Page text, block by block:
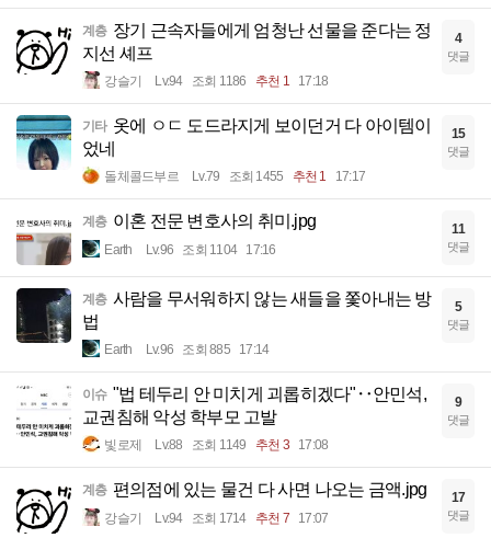
계층 장기 근속자들에게 엄청난 선물을 준다는 정
지선 셰프
강슬기 Lv.94 조회 1186 추천 1 17:18
4
댓글
기타 옷에 ㅇㄷ 도드라지게 보이던거 다 아이템이
었네
돌체콜드부르 Lv.79 조회 1455 추천 1 17:17
15
댓글
계층 이혼 전문 변호사의 취미.jpg
Earth Lv.96 조회 1104 17:16
11
댓글
계층 사람을 무서워하지 않는 새들을 쫓아내는 방
법
Earth Lv.96 조회 885 17:14
5
댓글
이슈 "법 테두리 안 미치게 괴롭히겠다"‥안민석,
교권침해 악성 학부모 고발
빛로제 Lv.88 조회 1149 추천 3 17:08
9
댓글
계층 편의점에 있는 물건 다 사면 나오는 금액.jpg
강슬기 Lv.94 조회 1714 추천 7 17:07
17
댓글